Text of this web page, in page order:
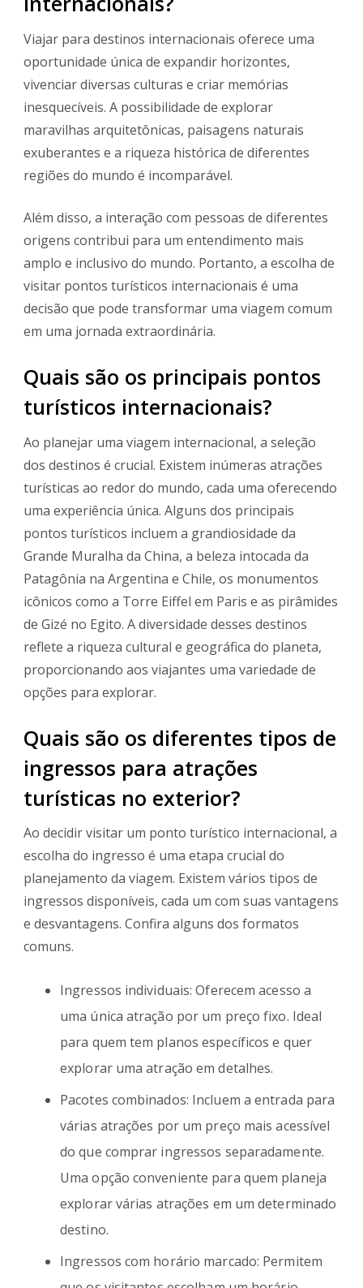
Viajar para destinos internacionais oferece uma
oportunidade única de expandir horizontes,
vivenciar diversas culturas e criar memórias
inesquecíveis. A possibilidade de explorar
maravilhas arquitetônicas, paisagens naturais
exuberantes e a riqueza histórica de diferentes
regiões do mundo é incomparável.
Além disso, a interação com pessoas de diferentes
origens contribui para um entendimento mais
amplo e inclusivo do mundo. Portanto, a escolha de
visitar pontos turísticos internacionais é uma
decisão que pode transformar uma viagem comum
em uma jornada extraordinária.
Quais são os principais pontos
turísticos internacionais?
Ao planejar uma viagem internacional, a seleção
dos destinos é crucial. Existem inúmeras atrações
turísticas ao redor do mundo, cada uma oferecendo
uma experiência única. Alguns dos principais
pontos turísticos incluem a grandiosidade da
Grande Muralha da China, a beleza intocada da
Patagônia na Argentina e Chile, os monumentos
icônicos como a Torre Eiffel em Paris e as pirâmides
de Gizé no Egito. A diversidade desses destinos
reflete a riqueza cultural e geográfica do planeta,
proporcionando aos viajantes uma variedade de
opções para explorar.
Quais são os diferentes tipos de
ingressos para atrações
turísticas no exterior?
Ao decidir visitar um ponto turístico internacional, a
escolha do ingresso é uma etapa crucial do
planejamento da viagem. Existem vários tipos de
ingressos disponíveis, cada um com suas vantagens
e desvantagens. Confira alguns dos formatos
comuns.
Ingressos individuais: Oferecem acesso a
uma única atração por um preço fixo. Ideal
para quem tem planos específicos e quer
explorar uma atração em detalhes.
Pacotes combinados: Incluem a entrada para
várias atrações por um preço mais acessível
do que comprar ingressos separadamente.
Uma opção conveniente para quem planeja
explorar várias atrações em um determinado
destino.
Ingressos com horário marcado: Permitem